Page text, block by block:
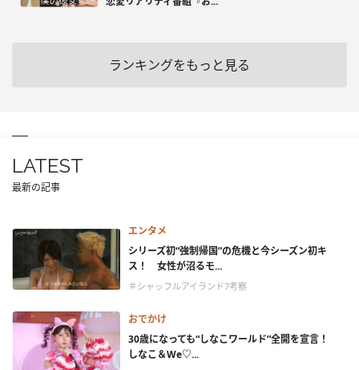
ランキングをもっと見る
LATEST
最新の記事
エンタメ
シリーズ初“強制帰国”の危機と今シーズン初キ
ス！ 女性が沼るモ...
＃シャッフルアイランド7考察
おでかけ
30歳になっても“しなこワールド”全開を宣言！
しなこ＆We♡...